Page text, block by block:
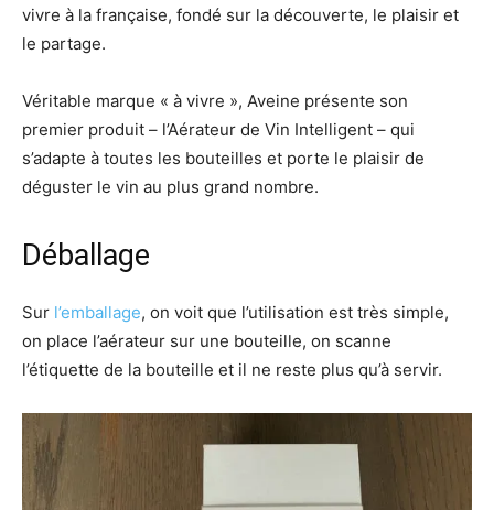
vivre à la française, fondé sur la découverte, le plaisir et
le partage.
Véritable marque « à vivre », Aveine présente son
premier produit – l’Aérateur de Vin Intelligent – qui
s’adapte à toutes les bouteilles et porte le plaisir de
déguster le vin au plus grand nombre.
Déballage
Sur l’emballage, on voit que l’utilisation est très simple,
on place l’aérateur sur une bouteille, on scanne
l’étiquette de la bouteille et il ne reste plus qu’à servir.